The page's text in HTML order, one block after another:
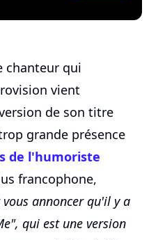
chanteur qui
vient
de son titre
grande présence
de l'humoriste
francophone,
annoncer qu'il y a
qui est une version